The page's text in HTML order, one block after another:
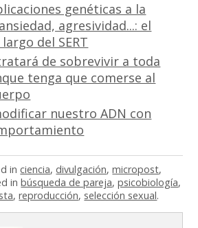
genéticas a la
agresividad...: el
del SERT
de sobrevivir a toda
tenga que comerse al
nuestro ADN con
inciencia, divulgación,micropost,
inbúsqueda de pareja,psicobiología,
,reproducción, selección sexual.